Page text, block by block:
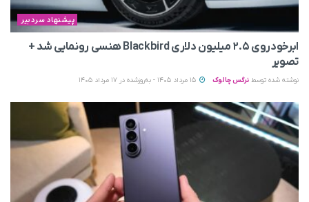
پیشنهاد سردبیر
ابرخودروی ۲.۵ میلیون دلاری Blackbird هنسی رونمایی شد +
تصویر
نوشته شده توسط نرگس چالوک